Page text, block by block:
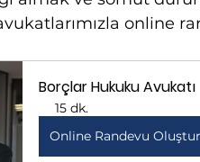
online
Borçlar Hukuku Avukatı
15 dk.
Online Randevu Oluştur